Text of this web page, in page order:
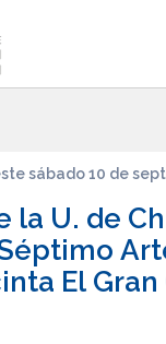
POSTGRADO
sábado 10 de
la U. de
El Gran